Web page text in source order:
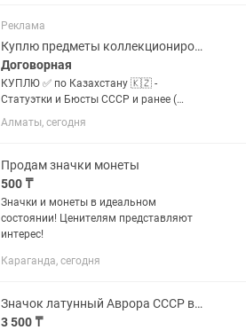
антиквариат предлагаем...
Реклама
Куплю предметы коллекционирования: Статуэтки и Бюсты и т.д.
Договорная
КУПЛЮ ✅ по Казахстану 🇰🇿 -
Статуэтки и Бюсты СССР и ранее (
фарфор, чугун, силумин, алюминий,
латунь, бронза и.т.д ) - Царские монеты,
Военная атрибутика - Игрушки...
Алматы, сегодня
Продам значки монеты
500 ₸
Значки и монеты в идеальном
состоянии! Ценителям представляют
интерес!
Караганда, сегодня
Значок латунный Аврора СССР винтаж
3 500 ₸